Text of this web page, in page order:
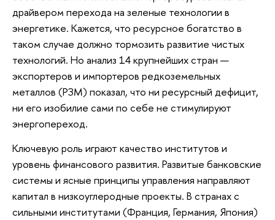
драйвером перехода на зеленые технологии в
энергетике. Кажется, что ресурсное богатство в
таком случае должно тормозить развитие чистых
технологий. Но анализ 14 крупнейших стран —
экспортеров и импортеров редкоземельных
металлов (РЗМ) показал, что ни ресурсный дефицит,
ни его изобилие сами по себе не стимулируют
энергопереход.
Ключевую роль играют качество институтов и
уровень финансового развития. Развитые банковские
системы и ясные принципы управления направляют
капитал в низкоуглеродные проекты. В странах с
сильными институтами (Франция, Германия, Япония)